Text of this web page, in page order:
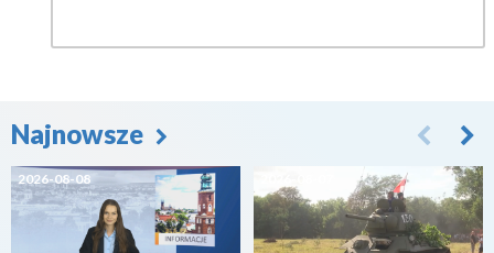
Najnowsze
2026-08-08